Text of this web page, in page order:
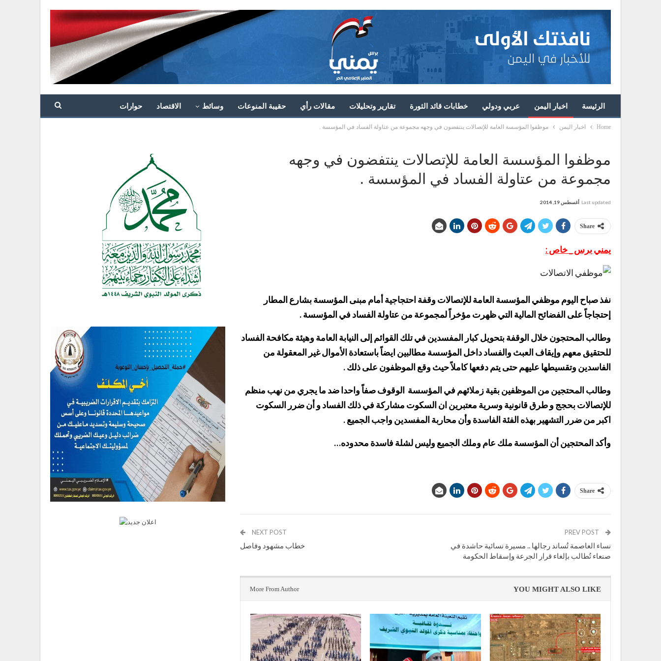
الرئيسة اخبار اليمن عربي ودولي خطابات قائد الثورة تقارير وتحليلات مقالات رأي حقيبة المنوعات وسائط الاقتصاد حوارات
Home اخبار اليمن موظفوا المؤسسة العامة للإتصالات ينتفضون في وجهه مجموعة من عتاولة الفساد في المؤسسة .
موظفوا المؤسسة العامة للإتصالات ينتفضون في وجهه
مجموعة من عتاولة الفساد في المؤسسة .
Last updated أغسطس 19, 2014
Share
يمني برس _ خاص :
نفذ صباح اليوم موظفي المؤسسة العامة للإتصالات وقفة احتجاجية أمام مبنى المؤسسة بشارع المطار
إحتجاجاً على الفضائح المالية التي ظهرت مؤخراً لمجموعة من عتاولة الفساد في المؤسسة .
وطالب المحتجون خلال الوقفة بتحويل كبار المفسدين في تلك القوائم إلى النيابة العامة وهيئة مكافحة الفساد
للحتقيق معهم وإيقاف العبث والفساد داخل المؤسسة مطالبين ايضاً باستعادة الأموال غير المعقولة من
الفاسدين وتقسيطها عليهم حتى يتم دفعها كاملاً حيث وقع الموظفون على ذلك .
وطالب المحتجين من الموظفين بقية زملائهم في المؤسسة الوقوف صفاً واحدا ضد ما يجري من نهب منظم
للإتصالات بحجج و طرق قانونية وسرية معتبرين ان السكوت مشاركة في ذلك الفساد و أن ضرر السكوت
اكبر من ضرر التشهير بهذه الفئة الفاسدة وأن محاربة المفسدين واجب الجميع .
وأكد المحتجين أن المؤسسة ملك عام وملك الجميع وليس لشلة فاسدة محدوده…
Share
نساء العاصمة تُساند رجالها .. مسيرة نسائية حاشدة في
صنعاء تُطالب بإلغاء قرار الجرعة وإسقاط الحكومة
NEXT POST
خطاب مشهود وفاصل
YOU MIGHT ALSO LIKE
More From Author